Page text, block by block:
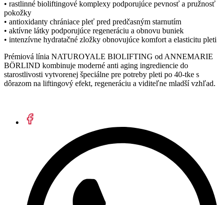
• rastlinné bioliftingové komplexy podporujúce pevnosť a pružnosť
pokožky
• antioxidanty chrániace pleť pred predčasným starnutím
• aktívne látky podporujúce regeneráciu a obnovu buniek
• intenzívne hydratačné zložky obnovujúce komfort a elasticitu pleti
Prémiová línia NATUROYALE BIOLIFTING od ANNEMARIE
BÖRLIND kombinuje moderné anti aging ingrediencie do
starostlivosti vytvorenej špeciálne pre potreby pleti po 40-tke s
dôrazom na liftingový efekt, regeneráciu a viditeľne mladší vzhľad.